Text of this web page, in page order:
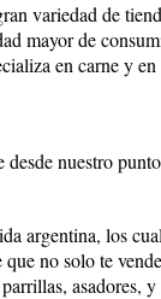
variedad de
mayor de
en carne y
nuestro
argentina, los
no solo te
asadores,